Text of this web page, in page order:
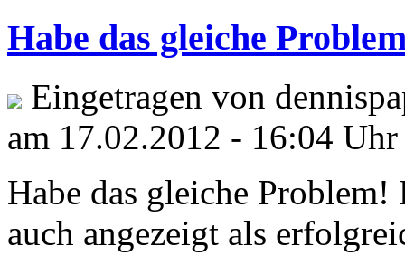
Habe das gleiche
Eingetragen von
am 17.02.2012 - 16:04 Uhr
Habe das gleiche
auch angezeigt als